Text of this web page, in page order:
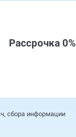
Рассрочка 0%
сбора информации